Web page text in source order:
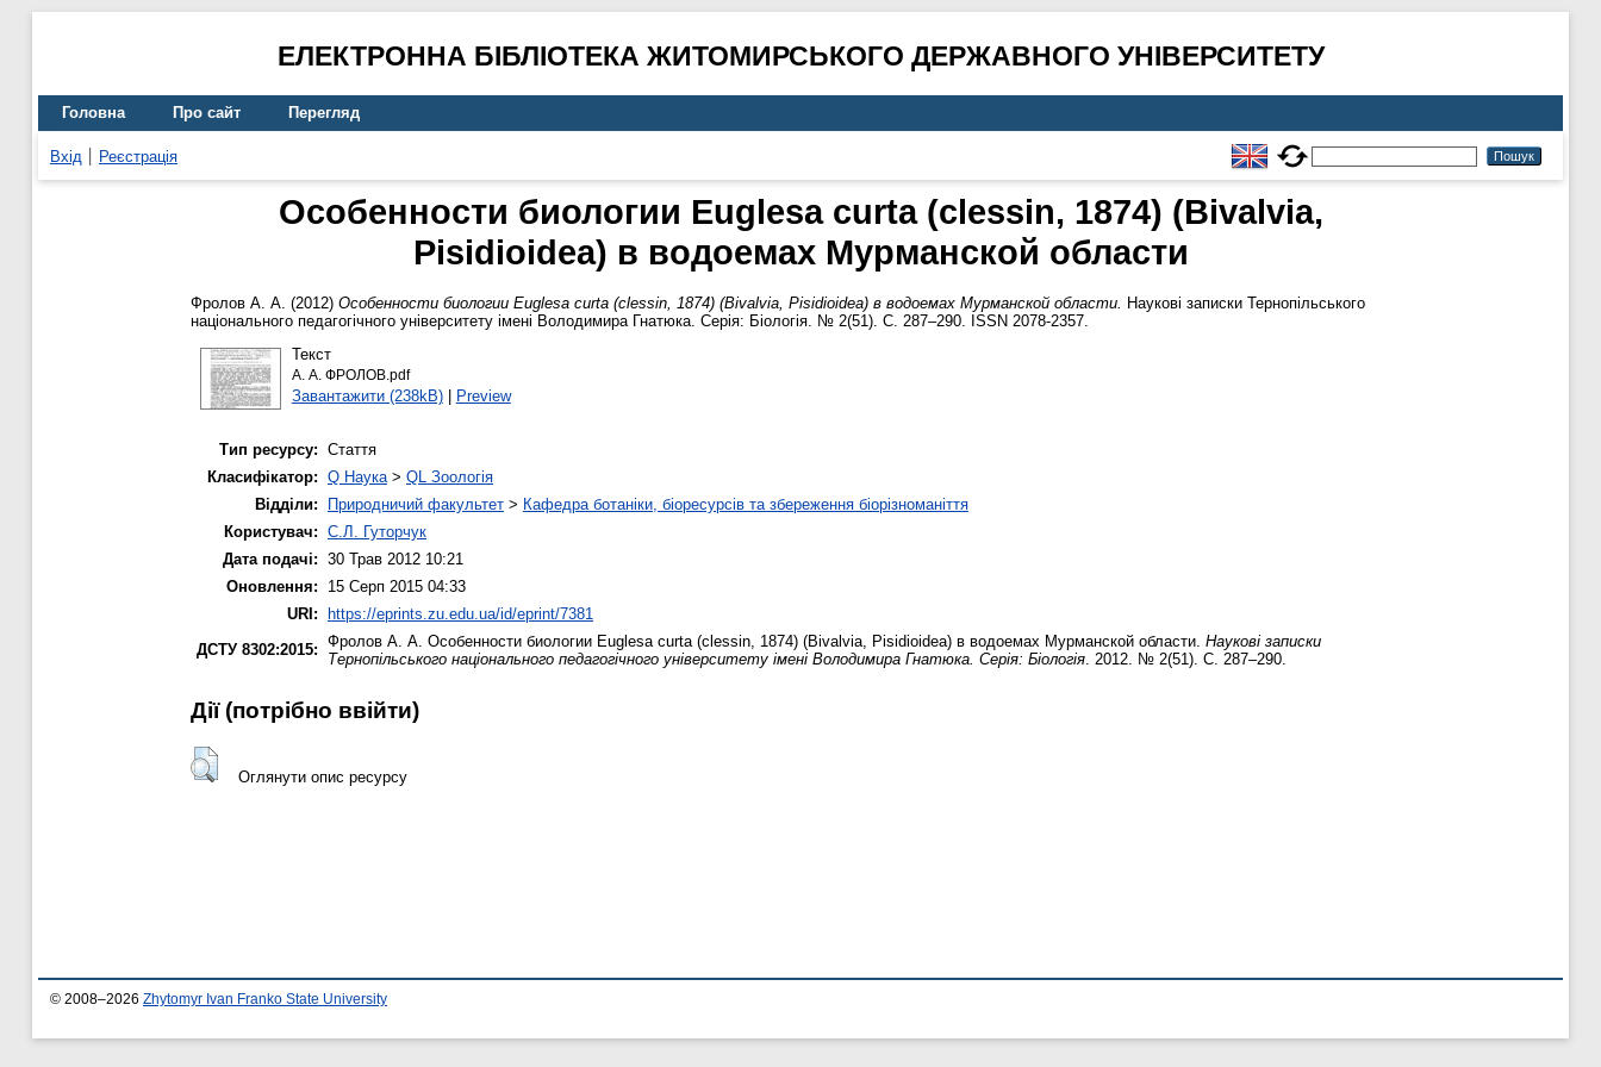
ЕЛЕКТРОННА БІБЛІОТЕКА ЖИТОМИРСЬКОГО ДЕРЖАВНОГО УНІВЕРСИТЕТУ
Головна Про сайт Перегляд
Вхід Реєстрація
Особенности биологии Euglesa curta (clessin, 1874) (Bivalvia,
Pisidioidea) в водоемах Мурманской области
Фролов А. А. (2012) Особенности биологии Euglesa curta (clessin, 1874) (Bivalvia, Pisidioidea) в водоемах Мурманской области. Наукові записки Тернопільського
національного педагогічного університету імені Володимира Гнатюка. Серія: Біологія. № 2(51). С. 287–290. ISSN 2078-2357.
Текст
А. А. ФРОЛОВ.pdf
Завантажити (238kB)| Preview
Тип ресурсу: Стаття
Класифікатор: Q Наука> QL Зоологія
Відділи:
Природничий факультет > Кафедра ботаніки, біоресурсів та збереження біорізноманіття
Користувач: С.Л. Гуторчук
Дата подачі: 30 Трав 2012 10:21
Оновлення:
15 Серп 2015 04:33
URI:
https://eprints.zu.edu.ua/id/eprint/7381
ДСТУ 8302:2015: Фролов А. А. Особенности биологии Euglesa curta (clessin, 1874) (Bivalvia, Pisidioidea) в водоемах Мурманской области. Наукові записки
Тернопільського національного педагогічного університету імені Володимира Гнатюка. Серія: Біологія. 2012. № 2(51). С. 287–290.
Дії ​​(потрібно ввійти)
Оглянути опис ресурсу
© 2008–2026 Zhytomyr Ivan Franko State University